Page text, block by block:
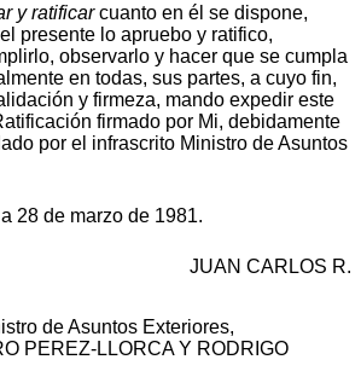
y ratificarcuanto en él se dispone,
presente lo apruebo y ratifico,
observarlo y hacer que se cumpla
en todas, sus partes, a cuyo fin,
y firmeza, mando expedir este
firmado por Mi, debidamente
por el infrascrito Ministro de Asuntos
28 de marzo de 1981.
JUAN CARLOS R.
de Asuntos Exteriores,
PEREZ-LLORCA Y RODRIGO